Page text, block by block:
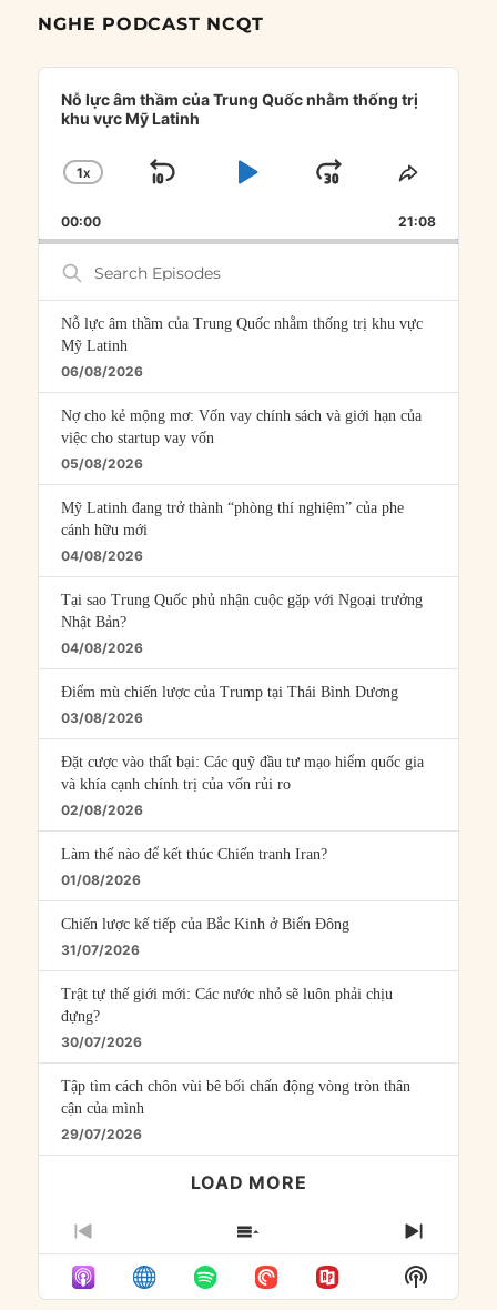
NGHE PODCAST NCQT
Audio
Player
Nỗ lực âm thầm của Trung Quốc nhằm thống trị
khu vực Mỹ Latinh
CHANGE
RATE
1X
SKIP
PLAYJUMP
FORWARD
SHARE
00:00 21:08
Search
Episodes
Nỗ lực âm thầm của Trung Quốc nhằm thống trị khu vực
Mỹ Latinh
06/08/2026
Nợ cho kẻ mộng mơ: Vốn vay chính sách và giới hạn của
việc cho startup vay vốn
05/08/2026
Mỹ Latinh đang trở thành “phòng thí nghiệm” của phe
cánh hữu mới
04/08/2026
Tại sao Trung Quốc phủ nhận cuộc gặp với Ngoại trưởng
Nhật Bản?
04/08/2026
Điểm mù chiến lược của Trump tại Thái Bình Dương
03/08/2026
Đặt cược vào thất bại: Các quỹ đầu tư mạo hiểm quốc gia
và khía cạnh chính trị của vốn rủi ro
02/08/2026
Làm thế nào để kết thúc Chiến tranh Iran?
01/08/2026
Chiến lược kế tiếp của Bắc Kinh ở Biển Đông
31/07/2026
Trật tự thế giới mới: Các nước nhỏ sẽ luôn phải chịu
đựng?
30/07/2026
Tập tìm cách chôn vùi bê bối chấn động vòng tròn thân
cận của mình
29/07/2026
LOAD MORE
PREVIOUS
EPISODE
SHOW
EPISODES
LIST
NEXT
Show
Podcast